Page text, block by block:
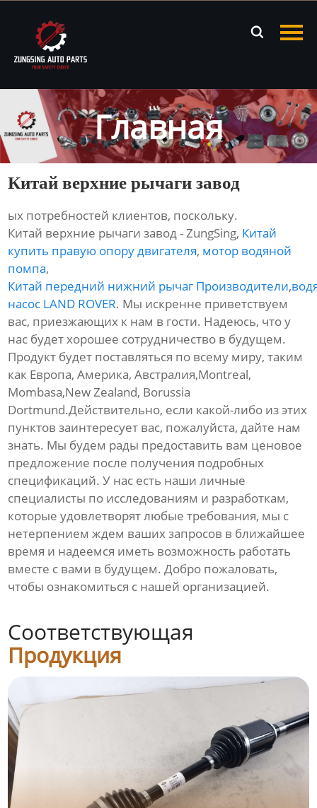

Продукция
Новости
О нас
Контакты
Главная
Китай верхние рычаги завод
ых потребностей клиентов, поскольку.
Китай верхние рычаги завод - ZungSing, Китай
купить правую опору двигателя, мотор водяной
помпа,
Китай передний нижний рычаг Производители,
насос LAND ROVER. Мы искренне приветствуем
вас, приезжающих к нам в гости. Надеюсь, что у
нас будет хорошее сотрудничество в будущем.
Продукт будет поставляться по всему миру, таким
как Европа, Америка, Австралия,Montreal,
Mombasa,New Zealand, Borussia
Dortmund.Действительно, если какой-либо из этих
пунктов заинтересует вас, пожалуйста, дайте нам
знать. Мы будем рады предоставить вам ценовое
предложение после получения подробных
спецификаций. У нас есть наши личные
специалисты по исследованиям и разработкам,
которые удовлетворят любые требования, мы с
нетерпением ждем ваших запросов в ближайшее
время и надеемся иметь возможность работать
вместе с вами в будущем. Добро пожаловать,
чтобы ознакомиться с нашей организацией.
Соответствующая
Продукция